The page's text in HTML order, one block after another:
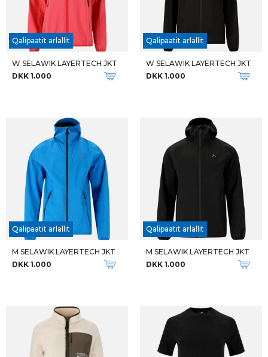
Qalipaatit arlallit
W SELAWIK LAYERTECH JKT
DKK 1.000
Qalipaatit arlallit
W SELAWIK LAYERTECH JKT
DKK 1.000
Qalipaatit arlallit
M SELAWIK LAYERTECH JKT
DKK 1.000
Qalipaatit arlallit
M SELAWIK LAYERTECH JKT
DKK 1.000